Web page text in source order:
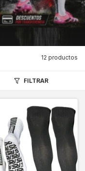
12 productos
FILTRAR